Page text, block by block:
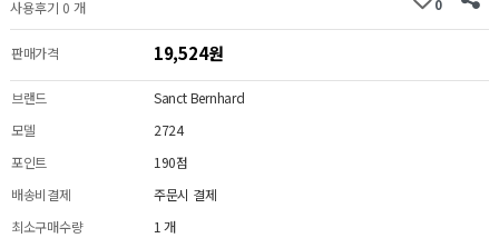
사용후기 0 개 0
판매가격 19,524원
브랜드
Sanct Bernhard
모델
2724
포인트
190점
배송비결제
주문시 결제
최소구매수량
1 개